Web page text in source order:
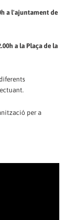
a l'ajuntament de
a la Plaça de la
per a